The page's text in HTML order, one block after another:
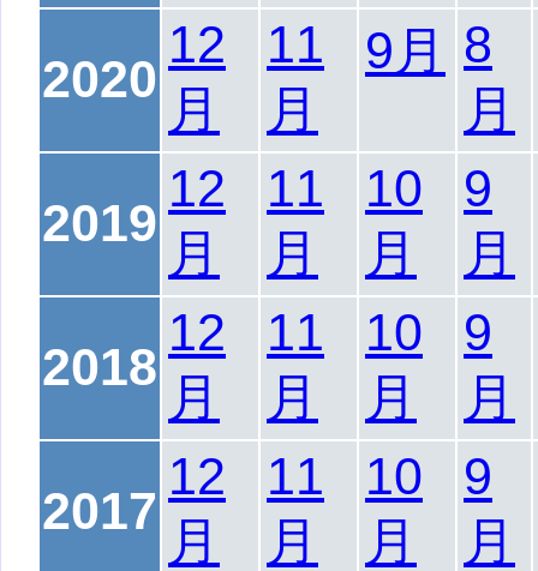
2020
12
月
11
月
9月 8
月
2019
12
月
11
月
10
月
9
月
2018
12
月
11
月
10
月
9
月
2017
12
月
11
月
10
月
9
月